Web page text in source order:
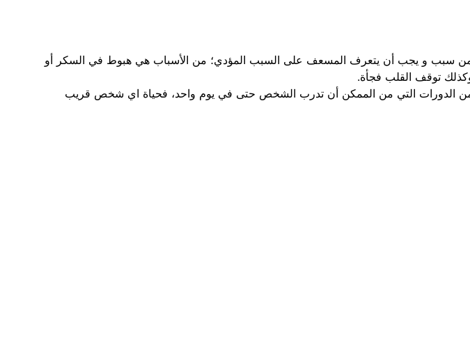
من سبب و يجب أن يتعرف المسعف على السبب المؤدي؛ من الأسباب هي هبوط في السكر أو
توقف القلب فجأة.
من الدورات التي من الممكن أن تدرب الشخص حتى في يوم واحد، فحياة اي شخص قريب